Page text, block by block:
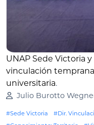
UNAP Sede Victoria
vinculación
universitaria.
Julio Burotto
#Sede Victoria #Dir.